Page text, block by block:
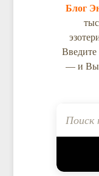
Блог
— и Вы